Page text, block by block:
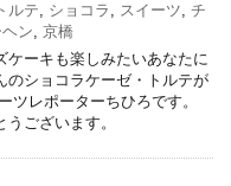
ルテ, ショコラ , スイーツ, チ
ヘン, 京橋
ケーキも楽しみたいあなたに
のショコラケーゼ・トルテが
ツレポーターちひろです。
ございます。